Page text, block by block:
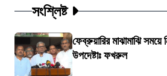
সংশ্লিষ্ট
ফেব্রুয়ারির মাঝামাঝি সময়ে
উপদেষ্টাঃ ফখরুল